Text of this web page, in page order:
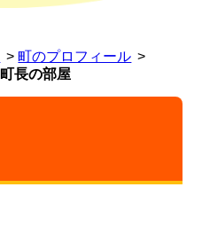
町のプロフィール
町長の部屋